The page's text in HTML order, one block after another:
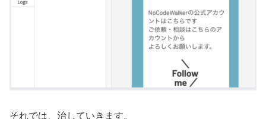
それでは、治していきます。